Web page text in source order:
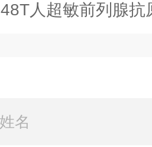
48T人超敏前列腺抗原